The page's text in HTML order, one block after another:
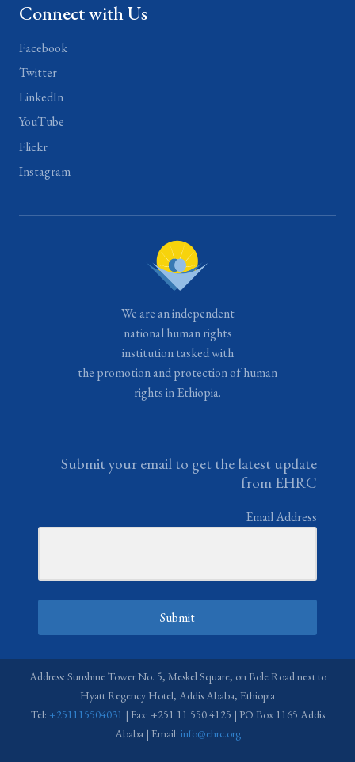
Connect with Us
Facebook
Twitter
LinkedIn
YouTube
Flickr
Instagram
We are an independent
national human rights
institution tasked with
the promotion and protection of human
rights in Ethiopia.
Submit your email to get the latest update
from EHRC
Email Address
Submit
Address: Sunshine Tower No. 5, Meskel Square, on Bole Road next to
Hyatt Regency Hotel, Addis Ababa, Ethiopia
Tel: +251115504031 | Fax: +251 11 550 4125 | PO Box 1165 Addis
Ababa | Email: info@ehrc.org